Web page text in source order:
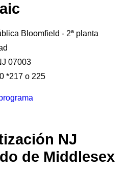
Bloomfield - 2ª planta
07003
*217 o 225
NJ
de Middlesex